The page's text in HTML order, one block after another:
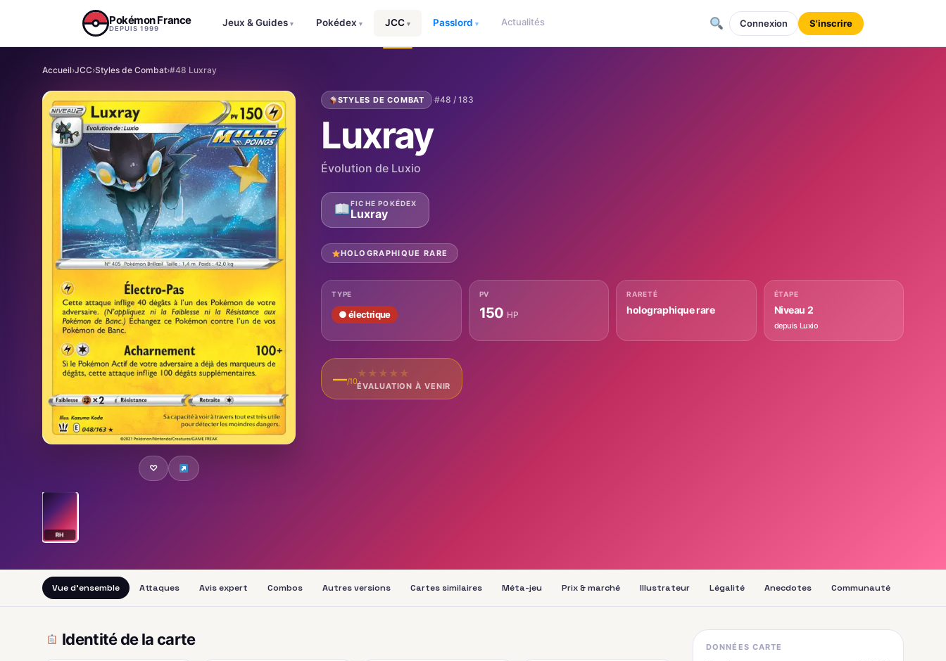
Pokémon France
DEPUIS 1999
Jeux & Guides ▾ Pokédex ▾ JCC ▾ Passlord ▾ Actualités Connexion S'inscrire
Accueil›JCC›Styles de Combat›#48 Luxray
♡
RH
STYLES DE COMBAT ·#48 / 183
Luxray
Évolution de Luxio
FICHE POKÉDEX
Luxray
HOLOGRAPHIQUE RARE
TYPE
● électrique
PV
150 HP
RARETÉ
holographique rare
ÉTAPE
Niveau 2
depuis Luxio
—/10
★ ★ ★ ★ ★
ÉVALUATION À VENIR
Vue d'ensemble Attaques Avis expert Combos Autres versions Cartes similaires Méta-jeu Prix & marché Illustrateur Légalité Anecdotes Communauté
Identité de la carte DONNÉES CARTE